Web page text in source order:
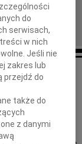
do
serwisach,
w nich
Jeśli nie
zakres lub
przejdź do
także do
z danymi